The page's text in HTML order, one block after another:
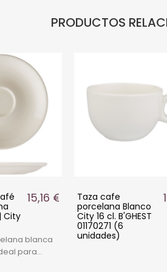
PRODUCTOS
Blanco
18,31 €
Platillo para
cafe moka
porcelana
Marrón/grisáceo
oscuro City 13